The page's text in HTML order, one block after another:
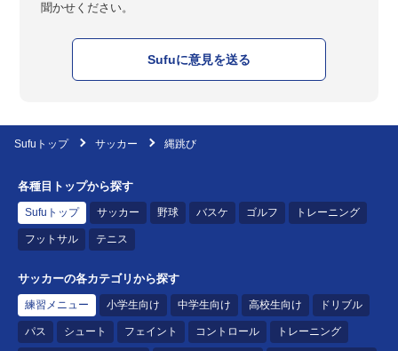
聞かせください。
Sufuに意見を送る
Sufuトップ サッカー 縄跳び
各種目トップから探す
Sufuトップ サッカー 野球 バスケ ゴルフ トレーニング
フットサル テニス
サッカーの各カテゴリから探す
練習メニュー 小学生向け 中学生向け 高校生向け ドリブル
パス シュート フェイント コントロール トレーニング